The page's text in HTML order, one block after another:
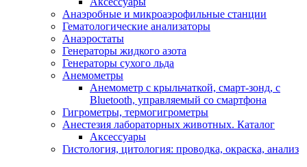
Анаэробные и микроаэрофильные станции
Гематологические анализаторы
Анаэростаты
Генераторы жидкого азота
Генераторы сухого льда
Анемометры
Анемометр с крыльчаткой, смарт-зонд, с
Bluetooth, управляемый со смартфона
Гигрометры, термогигрометры
Анестезия лабораторных животных. Каталог
Аксессуары
Гистология, цитология: проводка, окраска, анализ